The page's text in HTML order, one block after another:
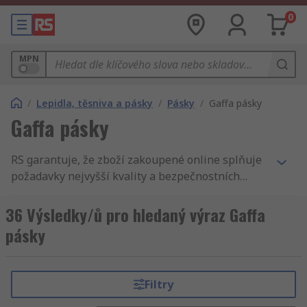
0
MPN
/ Lepidla, těsniva a pásky / Pásky / Gaffa pásky
Gaffa pásky
RS garantuje, že zboží zakoupené online splňuje
požadavky nejvyšší kvality a bezpečnostních
Náš katalog zahrnuje Gaffa pásky, Pásky a
Lepidla, těsniva a pásky. Naše dodávky jsou velmi
rychlé a přesné, proto se k Vám Gaffa pásky
produktů z oblasti Mechanické produkty a
nástroje, dále Gaffa pásky, elektrické a
36 Výsledky/ů pro hledaný výraz Gaffa
pásky
Filtry